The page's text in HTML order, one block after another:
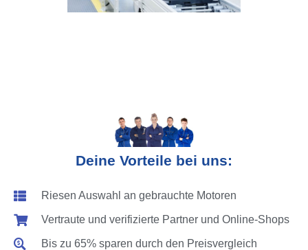
Deine Vorteile bei uns:
Riesen Auswahl an gebrauchte Motoren
Vertraute und verifizierte Partner und Online-Shops
Bis zu 65% sparen durch den Preisvergleich